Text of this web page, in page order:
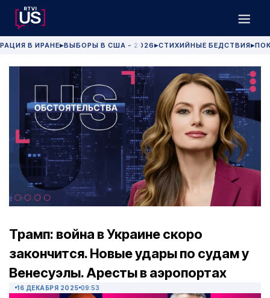
В ИРАНЕ▶ВЫБОРЫ В США - 2026 ▶СТИХИЙНЫЕ БЕДСТВИЯ▶
Трамп: война в Украине скоро
закончится. Новые удары по судам у
Венесуэлы. Аресты в аэропортах
16 ДЕКАБРЯ 2025 09:53